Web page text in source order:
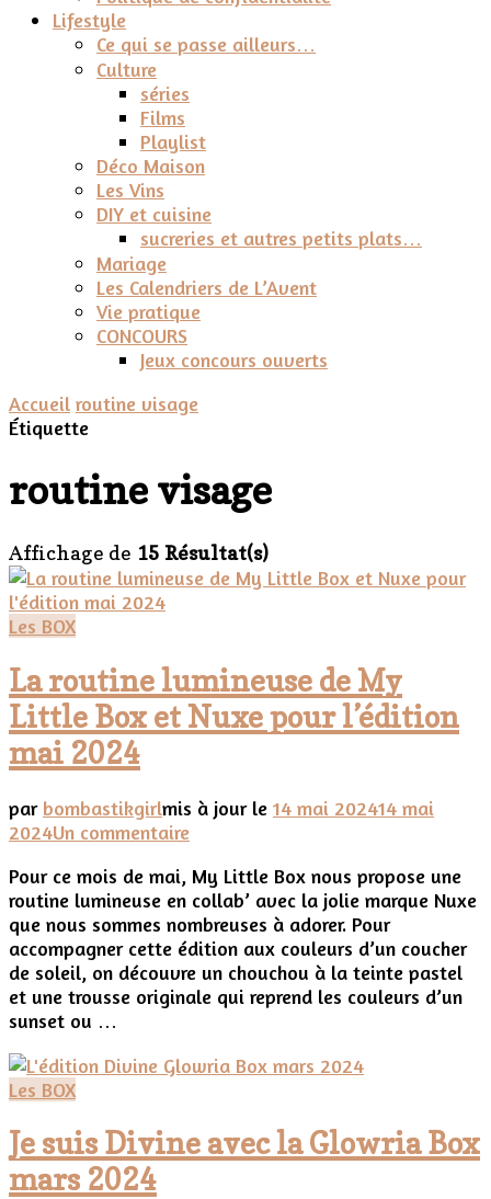
Lifestyle
Ce qui se passe ailleurs…
Culture
séries
Films
Playlist
Déco Maison
Les Vins
DIY et cuisine
sucreries et autres petits plats…
Mariage
Les Calendriers de L’Avent
Vie pratique
CONCOURS
Jeux concours ouverts
Accueil routine visage
Étiquette
routine visage
Affichage de 15 Résultat(s)
Les BOX
La routine lumineuse de My
Little Box et Nuxe pour l’édition
mai 2024
par bombastikgirlmis à jour le 14 mai 202414 mai
2024Un commentairesur
routine
lumineuse
de
My
Little
Box
pour
2024
Pour ce mois de mai, My Little Box nous propose une
routine lumineuse en collab’ avec la jolie marque Nuxe
que nous sommes nombreuses à adorer. Pour
accompagner cette édition aux couleurs d’un coucher
de soleil, on découvre un chouchou à la teinte pastel
et une trousse originale qui reprend les couleurs d’un
sunset ou …
Les BOX
Je suis Divine avec la Glowria Box
mars 2024